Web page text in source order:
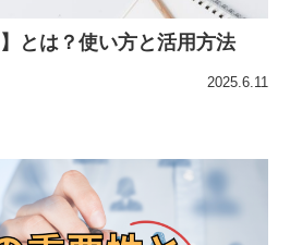
とは？使い方と活用方法
2025.6.11